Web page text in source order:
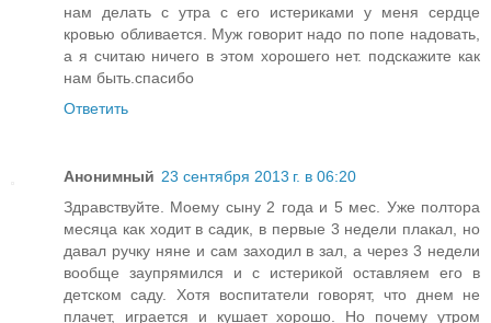
нам делать с утра с его истериками у меня сердце
кровью обливается. Муж говорит надо по попе надовать,
а я считаю ничего в этом хорошего нет. подскажите как
нам быть.спасибо
Ответить
Анонимный 23 сентября 2013 г. в 06:20
Здравствуйте. Моему сыну 2 года и 5 мес. Уже полтора
месяца как ходит в садик, в первые 3 недели плакал, но
давал ручку няне и сам заходил в зал, а через 3 недели
вообще заупрямился и с истерикой оставляем его в
детском саду. Хотя воспитатели говорят, что днем не
плачет, играется и кушает хорошо. Но почему утром